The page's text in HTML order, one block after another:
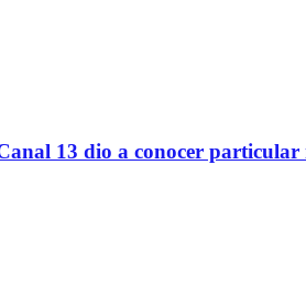
13 dio a conocer particular